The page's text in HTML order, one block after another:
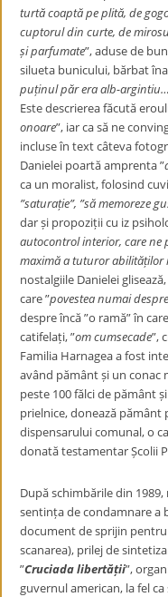
turtă coaptă pe plită, de
cuptorul din curte, de
și parfumate”, aduse de
silueta bunicului, bărbat
puținul păr era alb-
Este descrierea făcută
onoare”, iar ca să ne
incluse în text câteva
Danielei poartă amprenta ”
ca un moralist, folosind
”saturație”, ”să memoreze
dar și propoziții cu iz
autocontrol interior, care ne
maximă a tuturor abilităților
nostalgiile Danielei
care ”povestea numai
despre încă ”o ramă” în
catifelați, ”om cumsecade”,
Familia Harnagea a fost
având pământ și un conac
peste 100 fălci de pământ
prielnice, donează pământ
dispensarului comunal, o
donată testamentar Școlii
După schimbările din
sentința de condamnare a
document de sprijin
scanarea), prilej de
”Cruciada libertății”,
guvernul american, la fel